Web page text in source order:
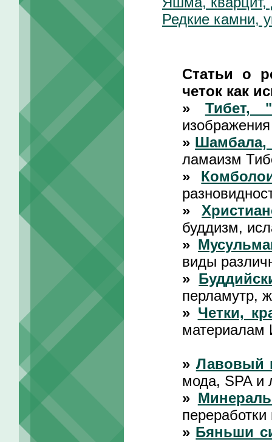
Редкие камни,
Статьи о
четок как
»
Тибет,
» Шамбала,
ламаизм
»
»
буддизм,
»
виды
»
перламутр,
» Четки,
материалам
» Лавовый
мода, SPA и
»
» Бяньши